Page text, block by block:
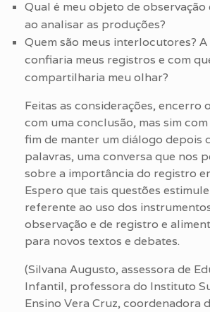
Qual é meu objeto de observação
ao analisar as produções?
Quem são meus interlocutores? A
confiaria meus registros e com
compartilharia meu olhar?
Feitas as considerações, encerro
com uma conclusão, mas sim
fim de manter um diálogo depois
palavras, uma conversa que nos
sobre a importância do registro
Espero que tais questões
referente ao uso dos
observação e de registro e
para novos textos e debates.
(Silvana Augusto, assessora de
Infantil, professora do Instituto
Ensino Vera Cruz, coordenadora